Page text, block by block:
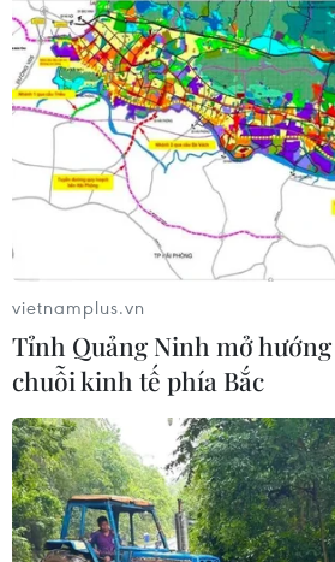
vietnamplus.vn
Tỉnh Quảng Ninh mở
chuỗi kinh tế phía Bắc